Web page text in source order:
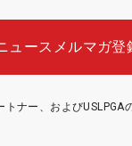
ュース メルマガ登
ナー、およびUSLPGA